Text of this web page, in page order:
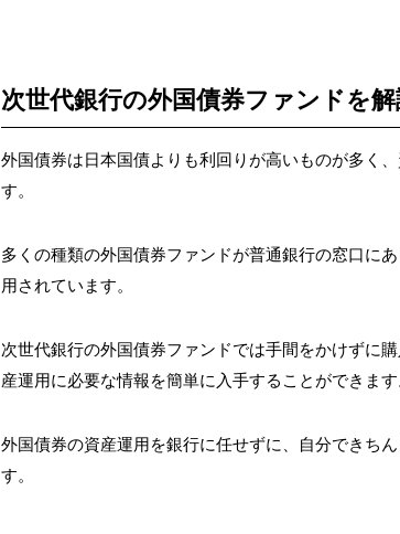
次世代銀行の外国債券ファンドを
外国債券は日本国債よりも利回りが高いものが多く
す。
多くの種類の外国債券ファンドが普通銀行の窓口に
用されています。
次世代銀行の外国債券ファンドでは手間をかけずに
産運用に必要な情報を簡単に入手することができます
外国債券の資産運用を銀行に任せずに、自分できち
す。